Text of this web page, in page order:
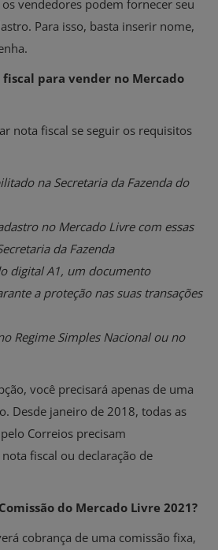
os vendedores podem fornecer seu
Para isso, basta inserir nome,
fiscal para vender no Mercado
nota fiscal se seguir os requisitos
na Secretaria da Fazenda do
no Mercado Livre com essas
da Fazenda
digital A1, um documento
a proteção nas suas transações
Regime Simples Nacional ou no
você precisará apenas de uma
Desde janeiro de 2018, todas as
Correios precisam
fiscal ou declaração de
do Mercado Livre 2021?
cobrança de uma comissão fixa,